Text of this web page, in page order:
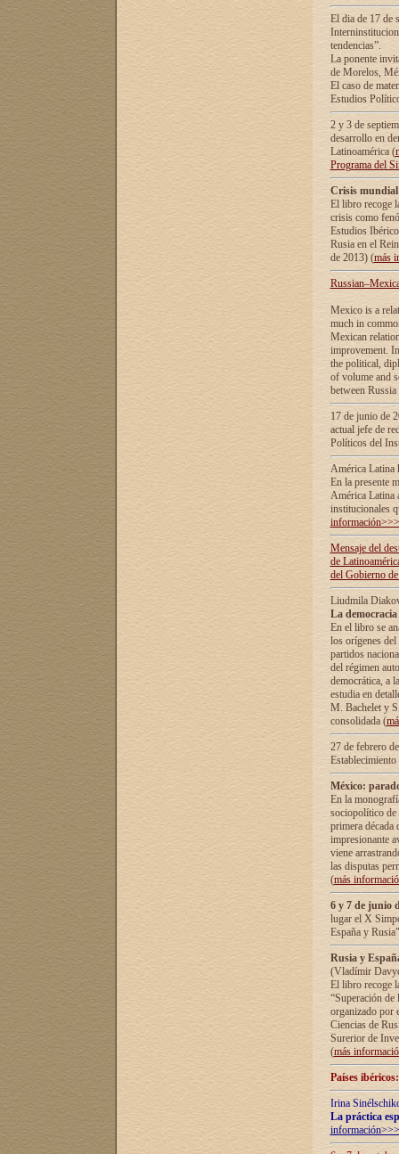
El dia de 17 de
tendencias”.
La ponente
de Morelos,
El caso de
Estudios
2 y 3 de
desarrollo en
Latinoamérica (
Programa del
Crisis
El libro recoge
crisis como
Estudios
Rusia en el
de 2013) (más
Mexico is a
much in
Mexican
improvement.
the political,
of volume and
between
17 de junio de
actual jefe de
Políticos del
América Latina
En la presente
América Latina
institucionales
información>>>
Mensaje del
de
del Gobierno
Liudmila
La
En el libro se
los orígenes
partidos
del régimen
democrática, а
estudia en
М. Bachelet у
consolidada (
27 de febrero
México:
En la
sociopolítico de
primera década
impresionante
viene
las disputas
(más
6 y 7 de junio
lugar el X
España y
Rusia y
(Vladímir
El libro recoge
“Superación
organizado por
Ciencias de
Surerior de
(más
Países
Irina
La práctica
información>>>